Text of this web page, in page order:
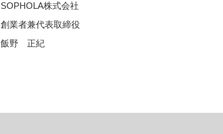
SOPHOLA株式会社
創業者兼代表取締役
飯野 正紀